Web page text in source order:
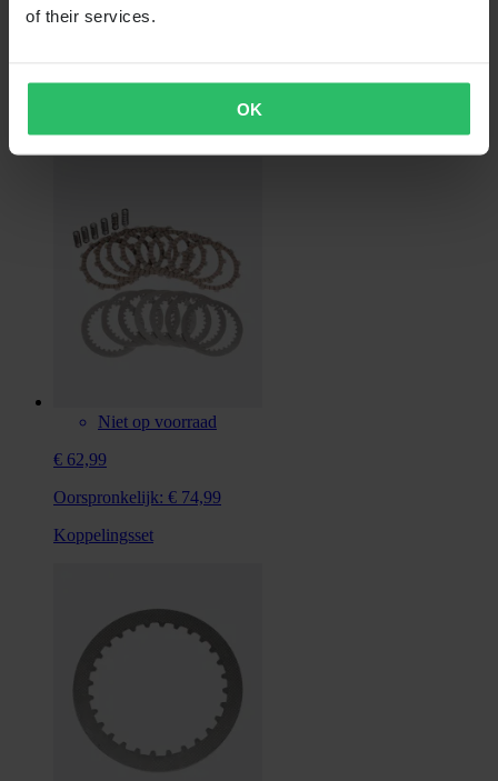
of their services.
OK
Niet op voorraad
€ 62,99
Oorspronkelijk: € 74,99
Koppelingsset